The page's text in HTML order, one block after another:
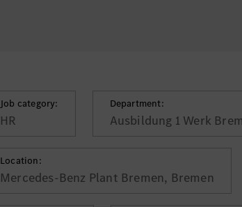
Job category:
HR
Department:
Ausbildung 1 Werk
Location:
Mercedes-Benz Plant Bremen, Bremen